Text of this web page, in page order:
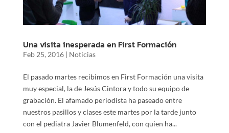
Una visita inesperada en First Formación
Feb 25, 2016| Noticias
El pasado martes recibimos en First Formación una visita
muy especial, la de Jesús Cintora y todo su equipo de
grabación. El afamado periodista ha paseado entre
nuestros pasillos y clases este martes por la tarde junto
con el pediatra Javier Blumenfeld, con quien ha...